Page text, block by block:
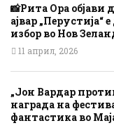
📸Рита Ора објави
ајвар „Перустија“
избор во Нов
11 април, 2026
„Јон Вардар
награда на
фантастика во